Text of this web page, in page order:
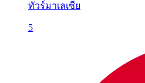
ทัวร์มาเลเซีย
5